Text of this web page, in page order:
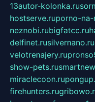
13autor-kolonka.ru
hostserve.ruporno-na-
neznobi.rubigfatcc.ru
delfinet.rusilvernano.ru
velotrenajery.ru
show-pets.ru
miraclecoon.ru
firehunters.ru